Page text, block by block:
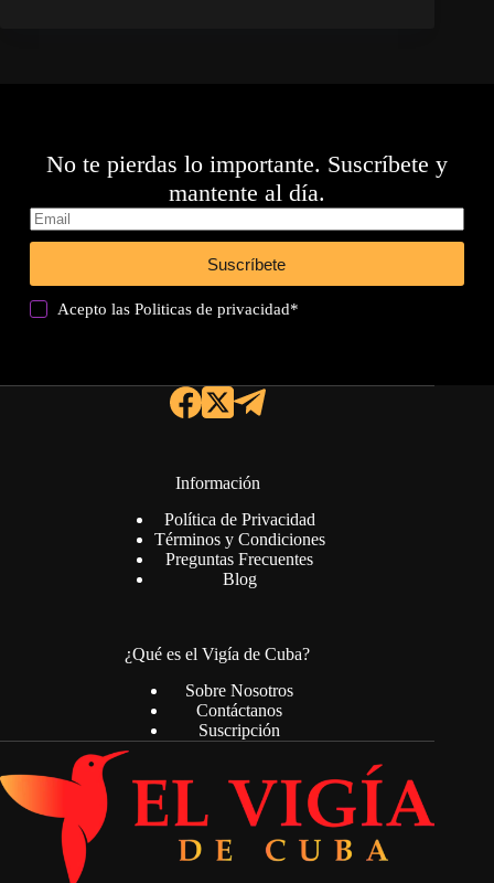
No te pierdas lo importante. Suscríbete y
mantente al día.
Suscríbete
Acepto lasPoliticas de privacidad*
Información
Política de Privacidad
Términos y Condiciones
Preguntas Frecuentes
Blog
¿Qué es el Vigía de Cuba?
Sobre Nosotros
Contáctanos
Suscripción